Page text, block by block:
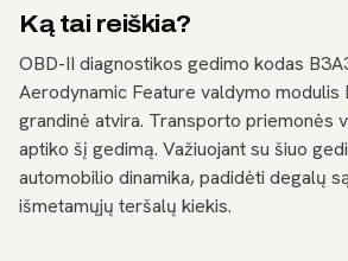
Ką tai reiškia?
OBD-II diagnostikos gedimo kodas
Aerodynamic Feature valdymo modulis
grandinė atvira. Transporto priemonės
aptiko šį gedimą. Važiuojant su šiuo
automobilio dinamika, padidėti degalų
išmetamųjų teršalų kiekis.